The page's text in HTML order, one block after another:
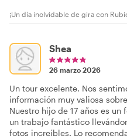
¡Un día inolvidable de gira con
Shea
26 marzo 2026
Un tour excelente. Nos
información muy valiosa
Nuestro hijo de 17 años es
un trabajo fantástico
fotos increíbles. Lo